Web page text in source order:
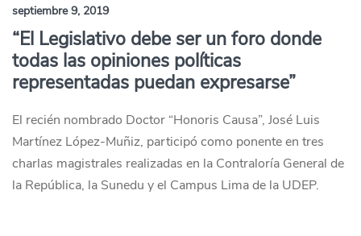
septiembre 9, 2019
“El Legislativo debe ser un foro donde
todas las opiniones políticas
representadas puedan expresarse”
El recién nombrado Doctor “Honoris Causa”, José Luis
Martínez López-Muñiz, participó como ponente en tres
charlas magistrales realizadas en la Contraloría General de
la República, la Sunedu y el Campus Lima de la UDEP.